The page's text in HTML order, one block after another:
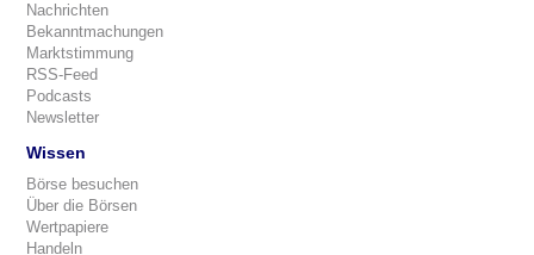
Nachrichten
Bekanntmachungen
Marktstimmung
RSS-Feed
Podcasts
Newsletter
Wissen
Börse besuchen
Über die Börsen
Wertpapiere
Handeln